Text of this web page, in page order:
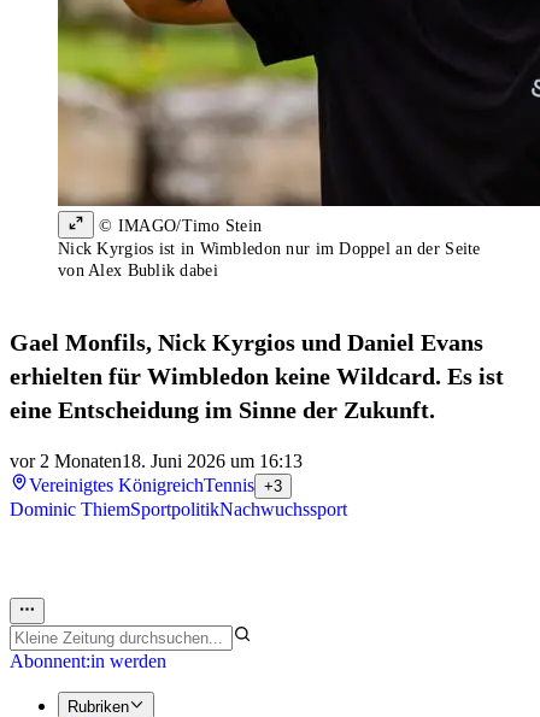
© IMAGO/Timo Stein
Nick Kyrgios ist in Wimbledon nur im Doppel an der Seite
von Alex Bublik dabei
Gael Monfils, Nick Kyrgios und Daniel Evans
erhielten für Wimbledon keine Wildcard. Es ist
eine Entscheidung im Sinne der Zukunft.
vor 2 Monaten18. Juni 2026 um 16:13
Vereinigtes KönigreichTennis +3
Dominic ThiemSportpolitikNachwuchssport
Abonnent:in werden
Rubriken